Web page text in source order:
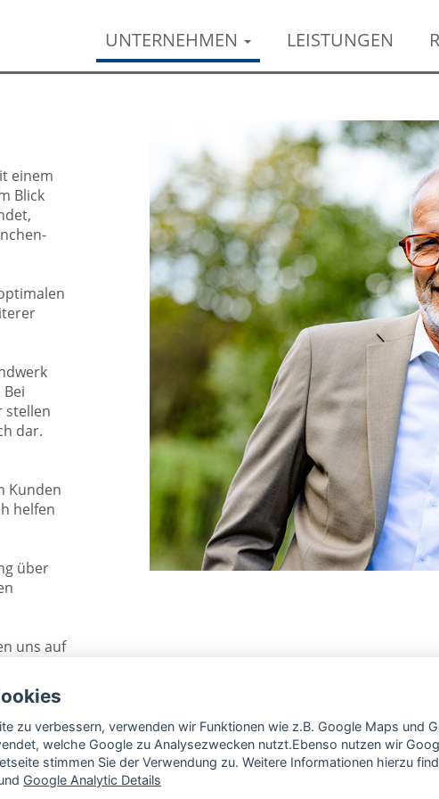
UNTERNEHMEN LEISTUNGEN
einem
Blick
stellen
dar.
Kunden
helfen
über
uns auf
zu verbessern, verwenden wir Funktionen wie z.B. Google Maps und
welche Google zu Analysezwecken nutzt.Ebenso nutzen wir
stimmen Sie der Verwendung zu. Weitere Informationen hierzu
Google Analytic Details